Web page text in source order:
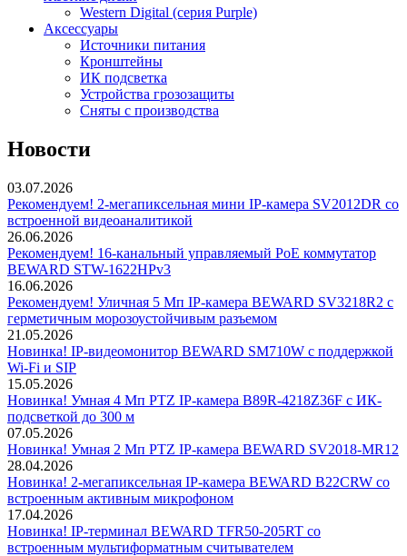
Western Digital (серия Purple)
Аксессуары
Источники питания
Кронштейны
ИК подсветка
Устройства грозозащиты
Сняты с производства
Новости
03.07.2026
Рекомендуем! 2-мегапиксельная мини IP-камера SV2012DR со
встроенной видеоаналитикой
26.06.2026
Рекомендуем! 16-канальный управляемый PoE коммутатор
BEWARD STW-1622HPv3
16.06.2026
Рекомендуем! Уличная 5 Мп IP-камера BEWARD SV3218R2 с
герметичным морозоустойчивым разъемом
21.05.2026
Новинка! IP-видеомонитор BEWARD SM710W с поддержкой
Wi-Fi и SIP
15.05.2026
Новинка! Умная 4 Мп PTZ IP-камера B89R-4218Z36F с ИК-
подсветкой до 300 м
07.05.2026
Новинка! Умная 2 Мп PTZ IP-камера BEWARD SV2018-MR12
28.04.2026
Новинка! 2-мегапиксельная IP-камера BEWARD B22CRW со
встроенным активным микрофоном
17.04.2026
Новинка! IP-терминал BEWARD TFR50-205RT со
встроенным мультиформатным считывателем